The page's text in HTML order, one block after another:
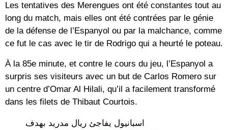
Les tentatives des Merengues ont été constantes tout au
long du match, mais elles ont été contrées par le génie
de la défense de l’Espanyol ou par la malchance, comme
ce fut le cas avec le tir de Rodrigo qui a heurté le poteau.
À la 85e minute, et contre le cours du jeu, l’Espanyol a
surpris ses visiteurs avec un but de Carlos Romero sur
un centre d’Omar Al Hilali, qu’il a facilement transformé
dans les filets de Thibaut Courtois.
اسبانيول يفاجئ ريال مدريد بهدف